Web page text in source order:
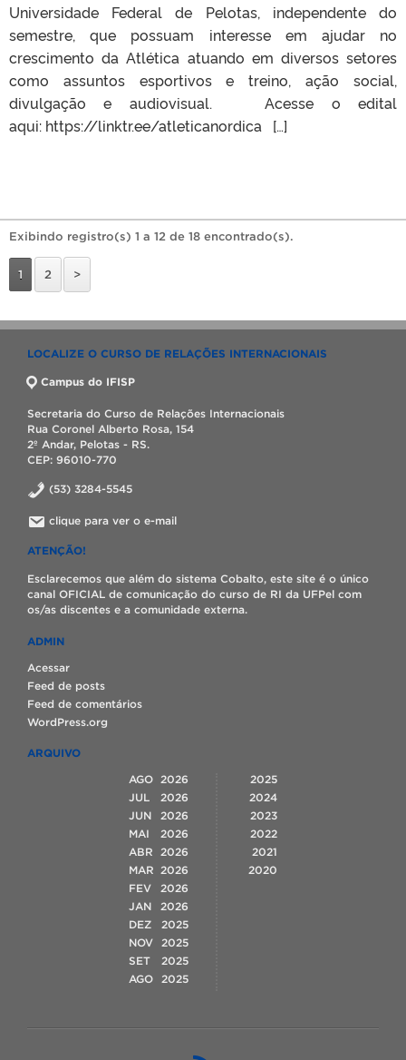
Universidade Federal de Pelotas, independente do
semestre, que possuam interesse em ajudar no
crescimento da Atlética atuando em diversos setores
como assuntos esportivos e treino, ação social,
divulgação e audiovisual. Acesse o edital
aqui: https://linktr.ee/atleticanordica […]
Exibindo registro(s) 1 a 12 de 18 encontrado(s).
1 2 >
LOCALIZE O CURSO DE RELAÇÕES INTERNACIONAIS
Campus do IFISP
Secretaria do Curso de Relações Internacionais
Rua Coronel Alberto Rosa, 154
2º Andar, Pelotas - RS.
CEP: 96010-770
(53) 3284-5545
clique para ver o e-mail
ATENÇÃO!
Esclarecemos que além do sistema Cobalto, este site é o único
canal OFICIAL de comunicação do curso de RI da UFPel com
os/as discentes e a comunidade externa.
ADMIN
Acessar
Feed de posts
Feed de comentários
WordPress.org
ARQUIVO
AGO
2026
JUL
2026
JUN
2026
MAI
2026
ABR
2026
MAR
2026
FEV
2026
JAN
2026
DEZ
2025
NOV
2025
SET
2025
AGO
2025
2025
2024
2023
2022
2021
2020